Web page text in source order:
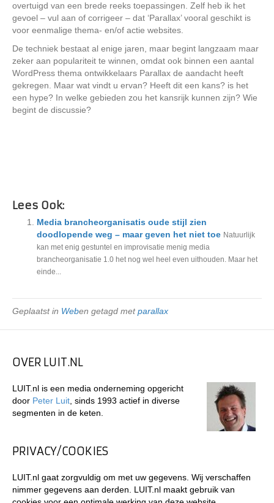
overtuigd van een brede reeks toepassingen. Zelf heb ik het
gevoel – vul aan of corrigeer – dat ‘Parallax’ vooral geschikt is
voor eenmalige thema- en/of actie websites.
De techniek bestaat al enige jaren, maar begint langzaam maar
zeker aan populariteit te winnen, omdat ook binnen een aantal
WordPress thema ontwikkelaars Parallax de aandacht heeft
gekregen. Maar wat vindt u ervan? Heeft dit een kans? is het
een hype? In welke gebieden zou het kansrijk kunnen zijn? Wie
begint de discussie?
Lees Ook:
Media brancheorganisatis oude stijl zien
doodlopende weg – maar geven het niet toe Natuurlijk
kan met enig gestuntel en improvisatie menig media
brancheorganisatie 1.0 het nog wel heel even uithouden. Maar het
einde...
Geplaatst in Weben getagd metparallax
OVER LUIT.NL
LUIT.nl is een media onderneming opgericht
door Peter Luit , sinds 1993 actief in diverse
segmenten in de keten.
PRIVACY/COOKIES
LUIT.nl gaat zorgvuldig om met uw gegevens. Wij verschaffen
nimmer gegevens aan derden. LUIT.nl maakt gebruik van